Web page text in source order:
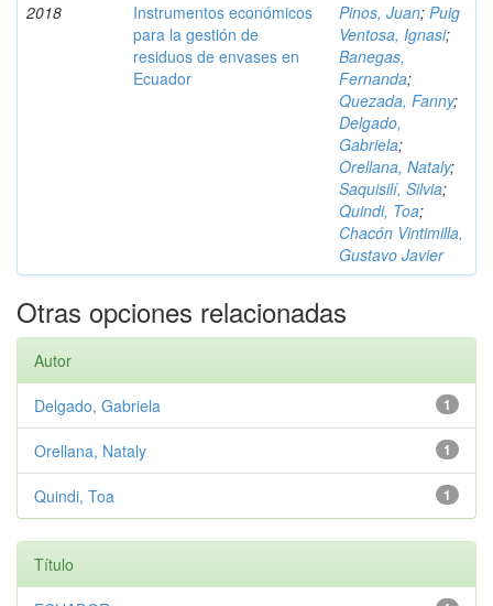
2018
Instrumentos económicos
para la gestión de
residuos de envases en
Ecuador
Pinos, Juan; Puig
Ventosa, Ignasi;
Banegas,
Fernanda;
Quezada, Fanny;
Delgado,
Gabriela;
Orellana, Nataly;
Saquisilí, Silvia;
Quindi, Toa;
Chacón Vintimilla,
Gustavo Javier
Otras opciones relacionadas
Autor
1
Delgado, Gabriela
1
Orellana, Nataly
1
Quindi, Toa
Título